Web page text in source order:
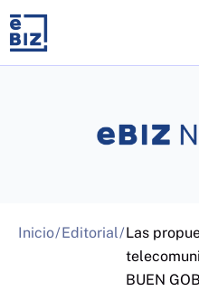
content
Inicio/Editorial/Las
BUEN